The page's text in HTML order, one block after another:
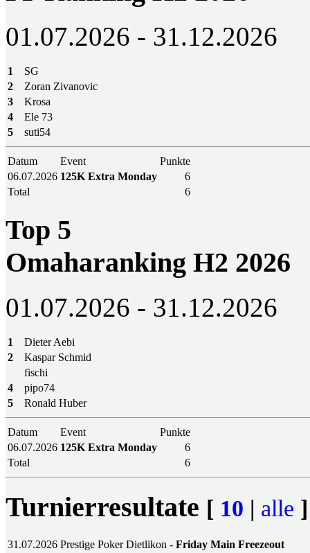
01.07.2026 - 31.12.2026
1
SG
2
Zoran Zivanovic
3
Krosa
4
Ele 73
5
suti54
Datum Event
Punkte
06.07.2026 125K Extra Monday
6
Total
6
Top 5
Omaharanking H2 2026
01.07.2026 - 31.12.2026
1
Dieter Aebi
2
Kaspar Schmid
fischi
4
pipo74
5
Ronald Huber
Datum Event
Punkte
06.07.2026 125K Extra Monday
6
Total
6
Turnierresultate [ 10 | alle ]
31.07.2026 Prestige Poker Dietlikon - Friday Main Freezeout